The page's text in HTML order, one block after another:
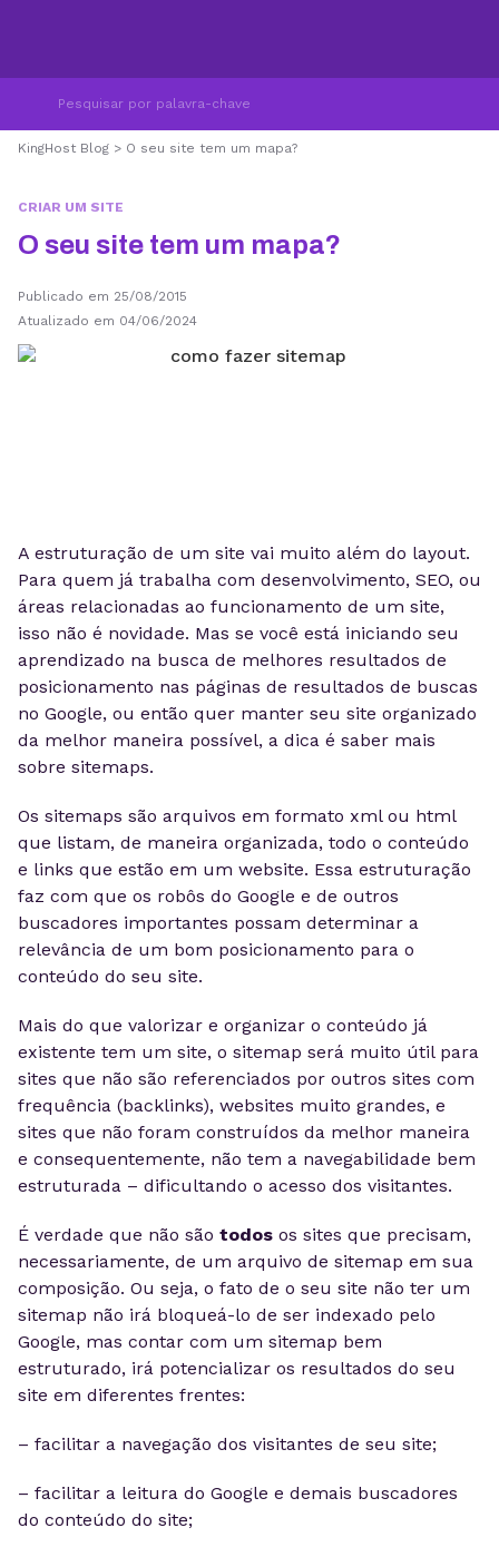
KingHost Blog > O seu site tem um mapa?
CRIAR UM SITE
O seu site tem um mapa?
Publicado em 25/08/2015
Atualizado em 04/06/2024
A estruturação de um site vai muito além do layout.
Para quem já trabalha com desenvolvimento, SEO, ou
áreas relacionadas ao funcionamento de um site,
isso não é novidade. Mas se você está iniciando seu
aprendizado na busca de melhores resultados de
posicionamento nas páginas de resultados de buscas
no Google, ou então quer manter seu site organizado
da melhor maneira possível, a dica é saber mais
sobre sitemaps.
Os sitemaps são arquivos em formato xml ou html
que listam, de maneira organizada, todo o conteúdo
e links que estão em um website. Essa estruturação
faz com que os robôs do Google e de outros
buscadores importantes possam determinar a
relevância de um bom posicionamento para o
conteúdo do seu site.
Mais do que valorizar e organizar o conteúdo já
existente tem um site, o sitemap será muito útil para
sites que não são referenciados por outros sites com
frequência (backlinks), websites muito grandes, e
sites que não foram construídos da melhor maneira
e consequentemente, não tem a navegabilidade bem
estruturada – dificultando o acesso dos visitantes.
É verdade que não são todos os sites que precisam,
necessariamente, de um arquivo de sitemap em sua
composição. Ou seja, o fato de o seu site não ter um
sitemap não irá bloqueá-lo de ser indexado pelo
Google, mas contar com um sitemap bem
estruturado, irá potencializar os resultados do seu
site em diferentes frentes:
– facilitar a navegação dos visitantes de seu site;
– facilitar a leitura do Google e demais buscadores
do conteúdo do site;